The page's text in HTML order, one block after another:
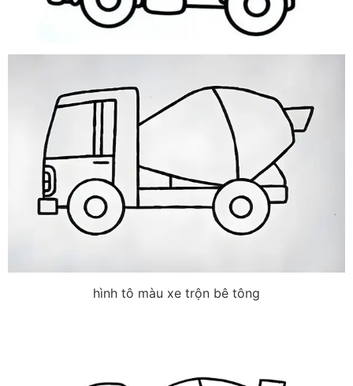
hình tô màu xe trộn bê tông